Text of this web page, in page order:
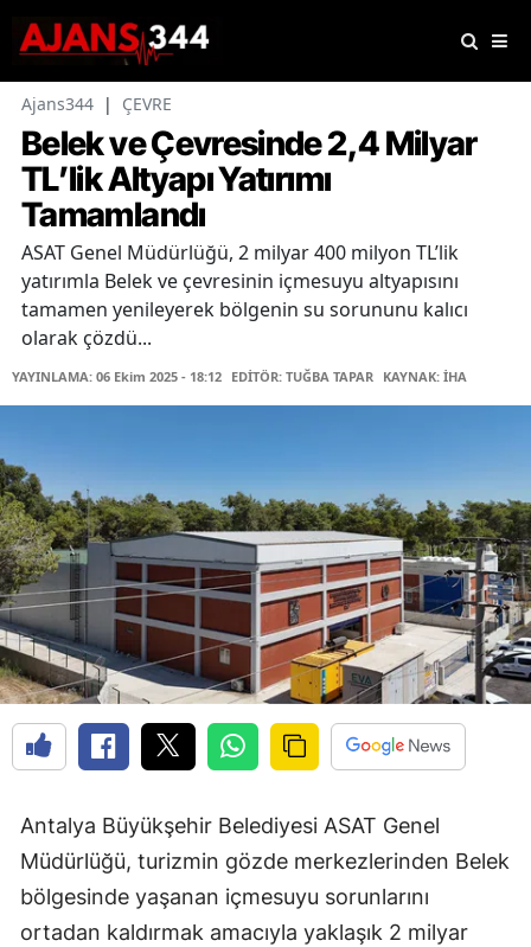
Ajans344 | ÇEVRE
Belek ve Çevresinde 2,4 Milyar
TL’lik Altyapı Yatırımı
Tamamlandı
ASAT Genel Müdürlüğü, 2 milyar 400 milyon TL’lik
yatırımla Belek ve çevresinin içmesuyu altyapısını
tamamen yenileyerek bölgenin su sorununu kalıcı
olarak çözdü...
YAYINLAMA: 06 Ekim 2025 - 18:12 EDİTÖR: TUĞBA TAPAR KAYNAK: İHA
Antalya Büyükşehir Belediyesi ASAT Genel
Müdürlüğü, turizmin gözde merkezlerinden Belek
bölgesinde yaşanan içmesuyu sorunlarını
ortadan kaldırmak amacıyla yaklaşık 2 milyar